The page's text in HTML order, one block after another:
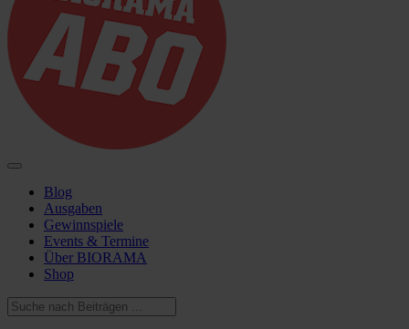
Blog
Ausgaben
Gewinnspiele
Events & Termine
Über BIORAMA
Shop